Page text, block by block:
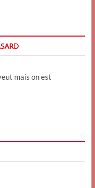
mais on est